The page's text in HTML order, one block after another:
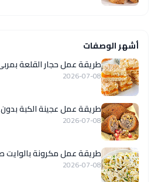
أشهر الوصفات
طريقة عمل حجار القلعة
2026-07-08
طريقة عمل عجينة الكبة
2026-07-08
طريقة عمل مكرونة
2026-07-08